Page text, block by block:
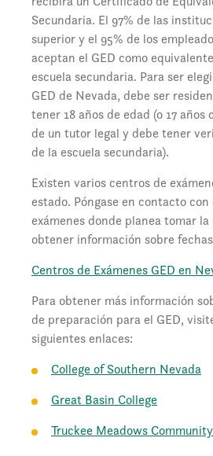
Secundaria. El 97% de las
superior y el 95% de los
aceptan el GED como
escuela secundaria. Para ser
GED de Nevada, debe ser
tener 18 años de edad (o 17
de un tutor legal y debe tener
de la escuela secundaria).
Existen varios centros de
estado. Póngase en contacto
exámenes donde planea tomar
obtener información sobre
Centros de Exámenes GED en
Para obtener más información
de preparación para el GED,
siguientes enlaces:
College of Southern Nevada
Great Basin College
Truckee Meadows